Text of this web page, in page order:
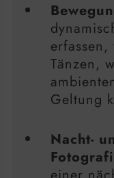
Tänzen,
Geltung
Nacht-